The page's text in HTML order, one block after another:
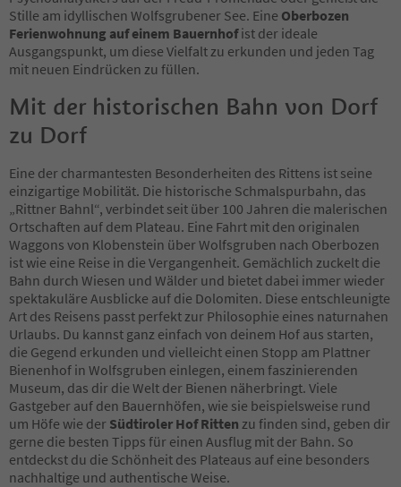
Stille am idyllischen Wolfsgrubener See. Eine Oberbozen
Ferienwohnung auf einem Bauernhofist der ideale
Ausgangspunkt, um diese Vielfalt zu erkunden und jeden Tag
mit neuen Eindrücken zu füllen.
Mit der historischen Bahn von Dorf
zu Dorf
Eine der charmantesten Besonderheiten des Rittens ist seine
einzigartige Mobilität. Die historische Schmalspurbahn, das
„Rittner Bahnl“, verbindet seit über 100 Jahren die malerischen
Ortschaften auf dem Plateau. Eine Fahrt mit den originalen
Waggons von Klobenstein über Wolfsgruben nach Oberbozen
ist wie eine Reise in die Vergangenheit. Gemächlich zuckelt die
Bahn durch Wiesen und Wälder und bietet dabei immer wieder
spektakuläre Ausblicke auf die Dolomiten. Diese entschleunigte
Art des Reisens passt perfekt zur Philosophie eines naturnahen
Urlaubs. Du kannst ganz einfach von deinem Hof aus starten,
die Gegend erkunden und vielleicht einen Stopp am Plattner
Bienenhof in Wolfsgruben einlegen, einem faszinierenden
Museum, das dir die Welt der Bienen näherbringt. Viele
Gastgeber auf den Bauernhöfen, wie sie beispielsweise rund
um Höfe wie der Südtiroler Hof Ritten zu finden sind, geben dir
gerne die besten Tipps für einen Ausflug mit der Bahn. So
entdeckst du die Schönheit des Plateaus auf eine besonders
nachhaltige und authentische Weise.